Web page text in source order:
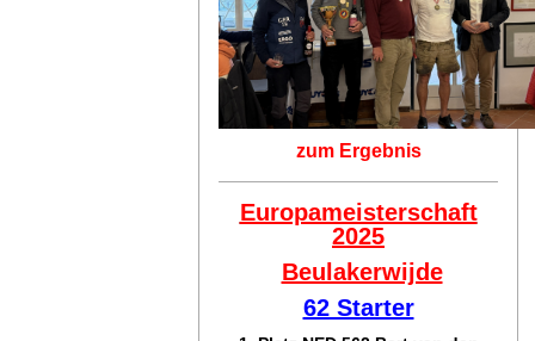
zum Ergebnis
Europameisterschaft
2025
Beulakerwijde
62 Starter